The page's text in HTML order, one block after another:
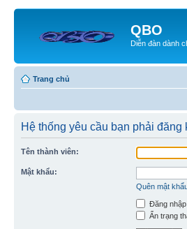
QBO
Diễn đàn dành
Trang chủ
Hệ thống yêu cầu bạn phải
Tên thành viên:
Mật khẩu:
Quên mật
Đăng
Ẩn trạng